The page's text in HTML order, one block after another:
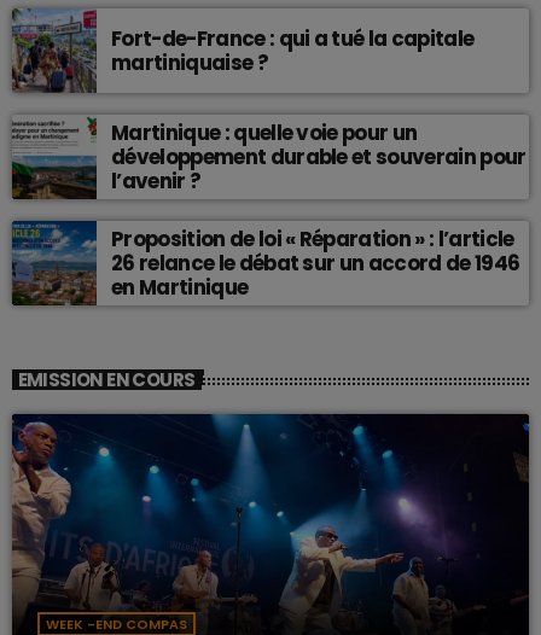
Fort-de-France : qui a tué la capitale
martiniquaise ?
Martinique : quelle voie pour un
développement durable et souverain pour
l’avenir ?
Proposition de loi « Réparation » : l’article
26 relance le débat sur un accord de 1946
en Martinique
EMISSION EN COURS
WEEK -END COMPAS